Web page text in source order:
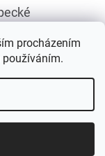
procházením